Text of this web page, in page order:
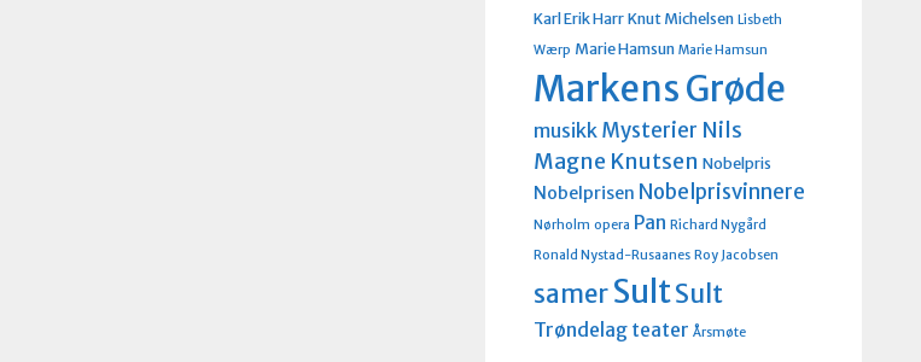
Karl Erik Harr Knut Michelsen Lisbeth
Wærp Marie Hamsun Marie Hamsun
Markens Grøde
musikk Mysterier Nils
Magne Knutsen Nobelpris
Nobelprisen Nobelprisvinnere
Nørholm opera Pan Richard Nygård
Ronald Nystad-Rusaanes Roy Jacobsen
samerSultSult
Trøndelag teater Årsmøte